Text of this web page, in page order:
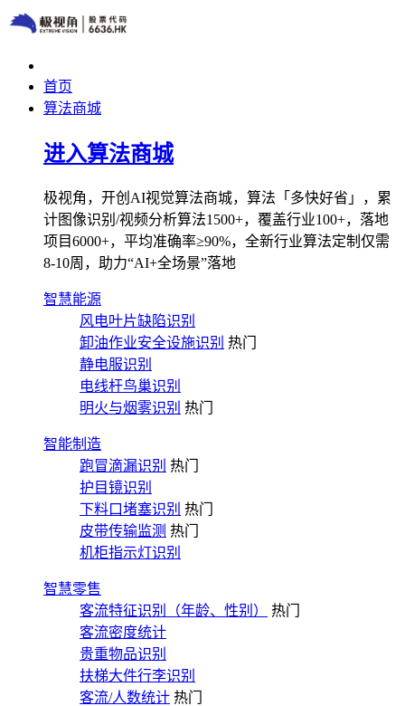
首页
算法商城
进入算法商城
极视角，开创AI视觉算法商城，算法「多快好省」，累
计图像识别/视频分析算法1500+，覆盖行业100+，落地
项目6000+，平均准确率≥90%，全新行业算法定制仅需
8-10周，助力“AI+全场景”落地
智慧能源
风电叶片缺陷识别
卸油作业安全设施识别 热门
静电服识别
电线杆鸟巢识别
明火与烟雾识别 热门
智能制造
跑冒滴漏识别 热门
护目镜识别
下料口堵塞识别 热门
皮带传输监测 热门
机柜指示灯识别
智慧零售
客流特征识别（年龄、性别）
热门
客流密度统计
贵重物品识别
扶梯大件行李识别
客流/人数统计 热门